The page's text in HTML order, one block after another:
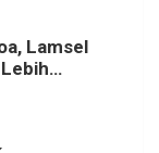
Lamsel
Event